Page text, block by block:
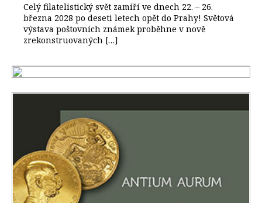
Celý filatelistický svět zamíří ve dnech 22. – 26.
března 2028 po deseti letech opět do Prahy! Světová
výstava poštovních známek proběhne v nově
zrekonstruovaných […]